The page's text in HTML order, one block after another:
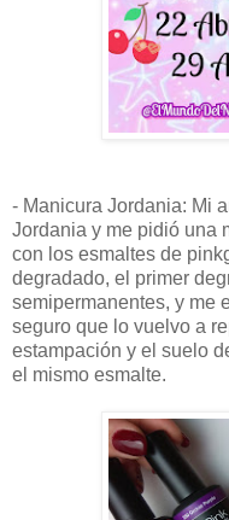
- Manicura Jordania: Mi
Jordania y me pidió una
con los esmaltes de
degradado, el primer
semipermanentes, y me
seguro que lo vuelvo a
estampación y el suelo
el mismo esmalte.